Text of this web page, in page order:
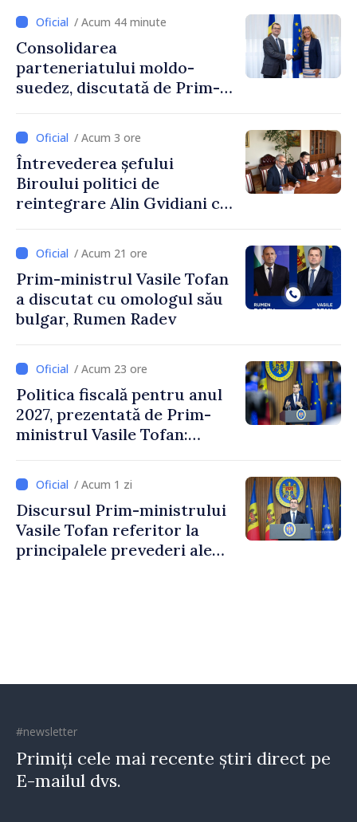
/ Acum 44 minute
Consolidarea
parteneriatului moldo-
suedez, discutată de Prim-
Ambasadoarea Suediei,
Petra Lärke/ Acum 3 ore
Întrevederea șefului
Biroului politici de
reintegrare Alin Gvidiani cu
Comitetului Internațional al
Crucii Roșii în Moldova
/ Acum 21 ore
Prim-ministrul Vasile Tofan
a discutat cu omologul său
bulgar, Rumen Radev
/ Acum 23 ore
Politica fiscală pentru anul
2027, prezentată de Prim-
ministrul Vasile Tofan:
stimularea investițiilor și o
taxare mai echitabilă
/ Acum 1 zi
Discursul Prim-ministrului
Vasile Tofan referitor la
principalele prevederi ale
#newsletter
Primiți cele mai recente știri direct pe
E-mailul dvs.